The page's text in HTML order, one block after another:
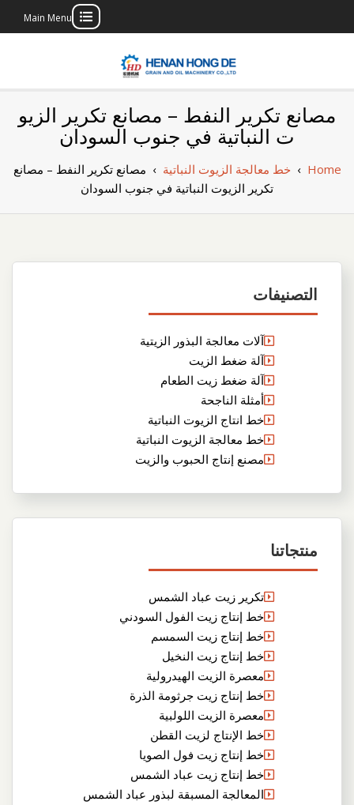
Main Menu
بناء مصنع إنتاج
الزيوت النباتية
الخاص بك
مصانع تكرير النفط – مصانع تكرير الزيو
ت النباتية في جنوب السودان
Home
› خط معالجة الزيوت النباتية › مصانع تكرير النفط – مصانع
تكرير الزيوت النباتية في جنوب السودان
التصنيفات
آلات معالجة البذور الزيتية
آلة ضغط الزيت
آلة ضغط زيت الطعام
أمثلة الناجحة
خط انتاج الزيوت النباتية
خط معالجة الزيوت النباتية
مصنع إنتاج الحبوب والزيت
منتجاتنا
تكرير زيت عباد الشمس
خط إنتاج زيت الفول السودني
خط إنتاج زيت السمسم
خط إنتاج زيت النخيل
معصرة الزيت الهيدرولية
خط إنتاج زيت جرثومة الذرة
معصرة الزيت اللولبية
خط الإنتاج لزيت القطن
خط إنتاج زيت فول الصويا
خط إنتاج زيت عباد الشمس
المعالجة المسبقة لبذور عباد الشمس